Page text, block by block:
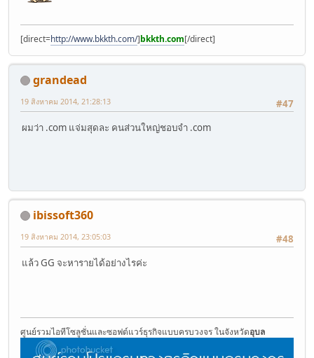
[direct=http://www.bkkth.com/]bkkth.com[/direct]
grandead
#47
19 สิงหาคม 2014, 21:28:13
ผมว่า .com แจ่มสุดละ คนส่วนใหญ่ชอบจำ .com
ibissoft360
#48
19 สิงหาคม 2014, 23:05:03
แล้ว GG จะหารายได้อย่างไรค่ะ
ศูนย์รวมไอทีโซลูชั่นและซอฟต์แวร์ธุรกิจแบบครบวงจร ในจังหวัดอุบล